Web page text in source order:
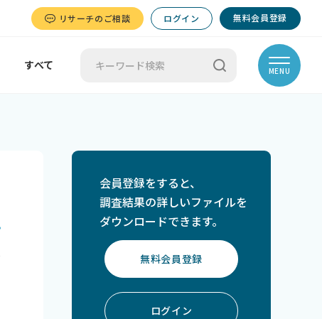
リサーチのご相談 ログイン 無料会員登録
すべて MENU
会員登録をすると、
調査結果の詳しいファイルを
ダウンロードできます。
無料会員登録
ログイン